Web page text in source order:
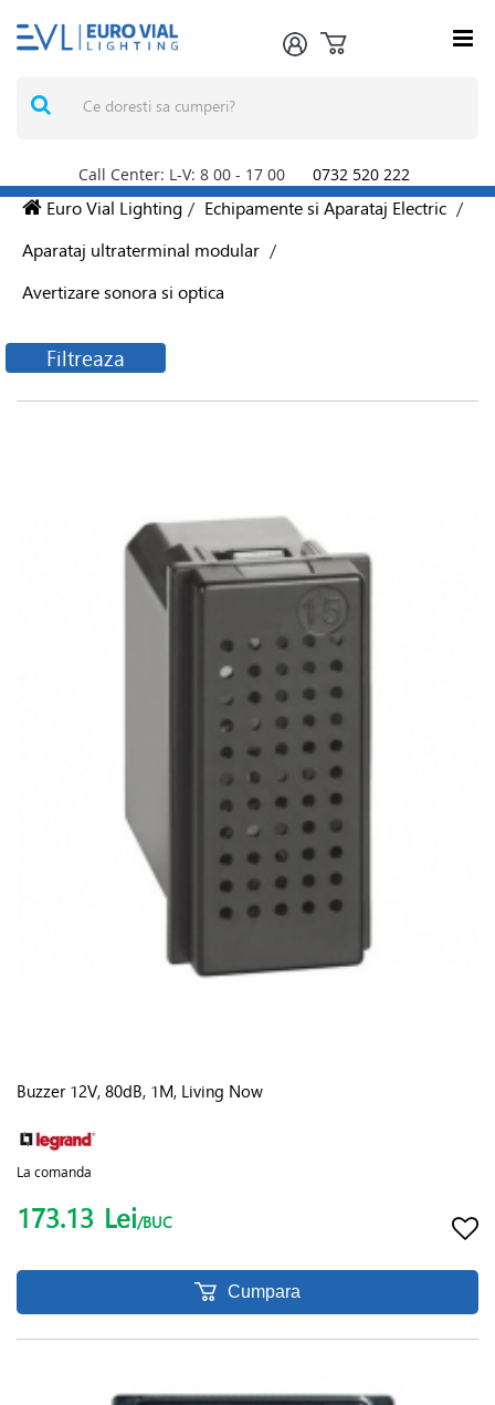
Call Center: L-V: 8 00 - 17 00 0732 520 222
Euro Vial Lighting / Echipamente si Aparataj Electric /
Aparataj ultraterminal modular /
Avertizare sonora si optica
Filtreaza
Legrand Romania
Buzzer 12V, 80dB, 1M, Living Now
La comanda
173.13 Lei/BUC
Cumpara